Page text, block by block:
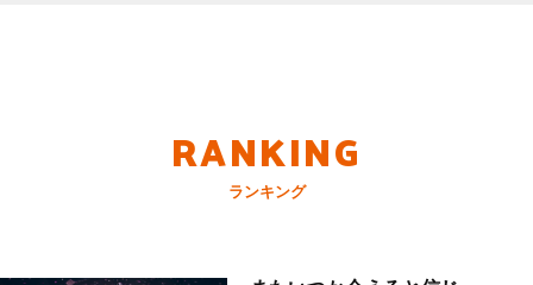
RANKING
ランキング